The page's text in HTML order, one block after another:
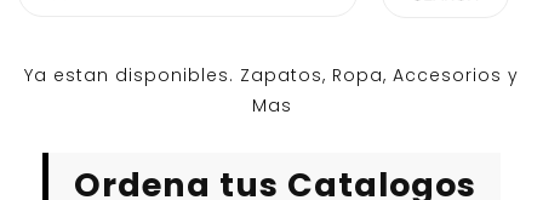
Ya estan disponibles. Zapatos, Ropa, Accesorios y
Mas
Ordena tus Catalogos